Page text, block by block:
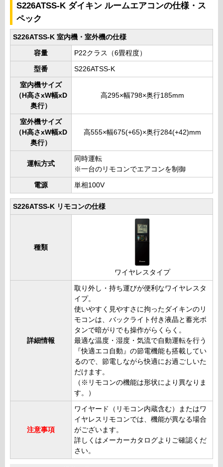
S226ATSS-K ダイキン ルームエアコンの仕様・ス
ペック
S226ATSS-K 室内機・室外機の仕様
容量 P22クラス（6畳程度）
型番 S226ATSS-K
室内機サイズ
（H高さxW幅xD
奥行）
高295×幅798×奥行185mm
室外機サイズ
（H高さxW幅xD
奥行）
高555×幅675(+65)×奥行284(+42)mm
運転方式
同時運転
※一台のリモコンでエアコンを制御
電源 単相100V
S226ATSS-K リモコンの仕様
種類
ワイヤレスタイプ
詳細情報
取り外し・持ち運びが便利なワイヤレスタ
イプ。
使いやすく見やすさに拘ったダイキンのリ
モコンは、バックライト付き液晶と蓄光ボ
タンで暗がりでも操作がらくらく。
最適な温度・湿度・気流で自動運転を行う
『快適エコ自動』の節電機能も搭載してい
るので、節電しながら快適にお過ごしいた
だけます。
（※リモコンの機能は形状により異なりま
す。）
注意事項
ワイヤード（リモコン内蔵含む）またはワ
イヤレスリモコンでは、機能が異なる場合
がございます。
詳しくはメーカーカタログよりご確認くだ
さい。